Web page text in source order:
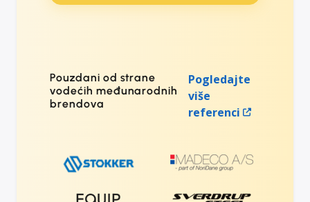
Pouzdani od strane
vodećih međunarodnih
brendova
Pogledajte
više
referenci